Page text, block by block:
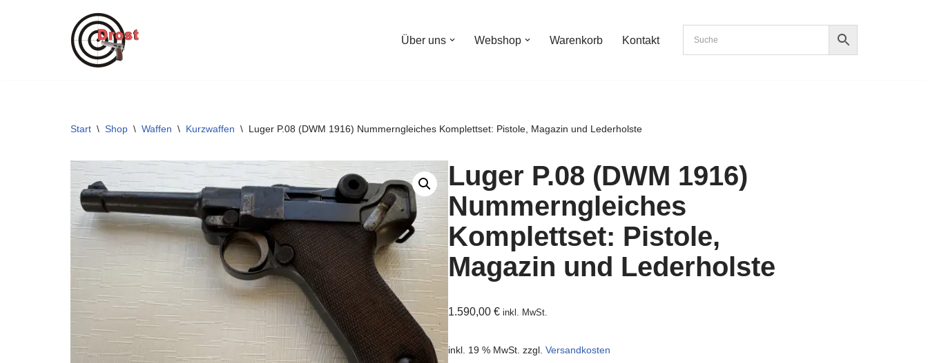
Über uns Webshop Warenkorb Kontakt
Start \ Shop \ Waffen \ Kurzwaffen \ Luger P.08 (DWM 1916) Nummerngleiches Komplettset: Pistole, Magazin und Lederholste
Luger P.08 (DWM 1916)
Nummerngleiches
Komplettset: Pistole,
Magazin und Lederholste
1.590,00€ inkl. MwSt.
inkl. 19 % MwSt. zzgl.Versandkosten